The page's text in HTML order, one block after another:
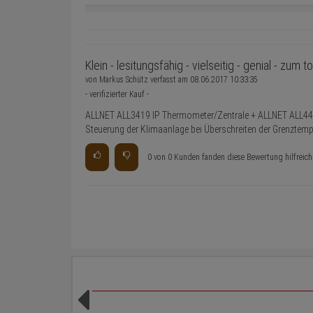
Klein - lesitungsfähig - vielseitig - genial - zum
von Markus Schütz verfasst am 08.06.2017 10:33:35
- verifizierter Kauf -
ALLNET ALL3419 IP Thermometer/Zentrale + ALLNET
Steuerung der Klimaanlage bei Überschreiten der
0 von 0 Kunden fanden diese Bewertung hilfreich.